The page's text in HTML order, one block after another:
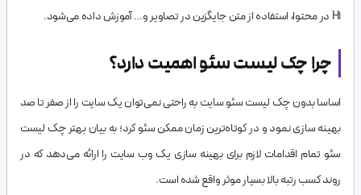
H1 در محتوا، استفاده از متن جایگزین در تصاویر و… آموزش داده می‌شود.
چرا چک لیست سئو اهمیت دارد؟
اساسا بدون چک لیست سئو سایت به راحتی نمی‌توان یک سایت را از صفر تا صد
بهینه سازی نمود و در کوتاه‌ترین زمان ممکن سئو کرد؛ به بیان بهتر چک لیست
سئو تمام اقدامات لازم برای بهینه سازی یک وب سایت را ارائه می‌دهد که در
روند کسب رتبه بالا بسیار موثر واقع شده است.